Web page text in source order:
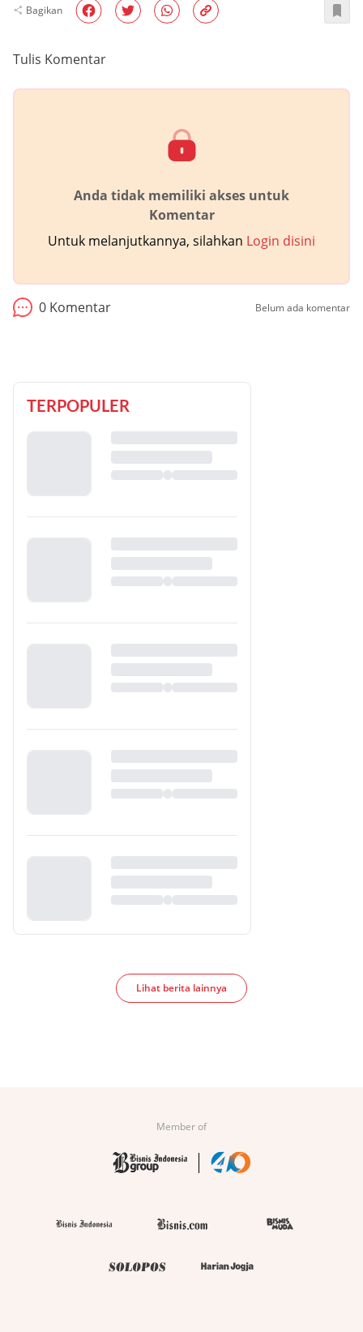
Bagikan
Tulis Komentar
Anda tidak memiliki akses untuk
Komentar
Untuk melanjutkannya, silahkan Login disini
0 Komentar Belum ada komentar
TERPOPULER
Lihat berita lainnya
Member of